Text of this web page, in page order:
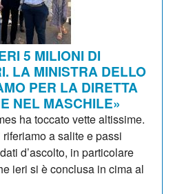
5 MILIONI DI
LA MINISTRA DELLO
PER LA DIRETTA
NEL MASCHILE»
ha toccato vette altissime.
a salite e passi
d’ascolto, in particolare
ieri si è conclusa in cima al